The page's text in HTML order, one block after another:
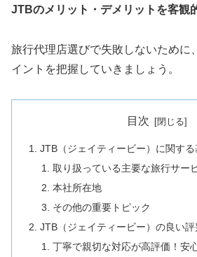
JTBのメリット・デメリットを客観
旅行代理店選びで失敗しないために
イントを把握していきましょう。
目次
JTB（ジェイティービー）に関する
取り扱っている主要な旅行サー
本社所在地
その他の重要トピック
JTB（ジェイティービー）の良い評
丁寧で親切な対応が高評価！安